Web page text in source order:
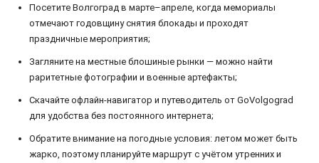
Посетите Волгоград в марте–апреле, когда мемориалы
отмечают годовщину снятия блокады и проходят
праздничные мероприятия;
Загляните на местные блошиные рынки — можно найти
раритетные фотографии и военные артефакты;
Скачайте офлайн-навигатор и путеводитель от GoVolgograd
для удобства без постоянного интернета;
Обратите внимание на погодные условия: летом может быть
жарко, поэтому планируйте маршрут с учётом утренних и